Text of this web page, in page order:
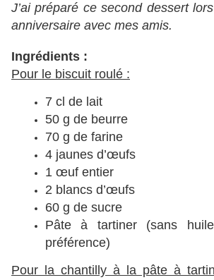
J’ai préparé ce second dessert
anniversaire avec mes amis.
Ingrédients :
Pour le biscuit roulé :
7 cl de lait
50 g de beurre
70 g de farine
4 jaunes d’œufs
1 œuf entier
2 blancs d’œufs
60 g de sucre
Pâte à tartiner (sans
préférence)
Pour la chantilly à la pâte à